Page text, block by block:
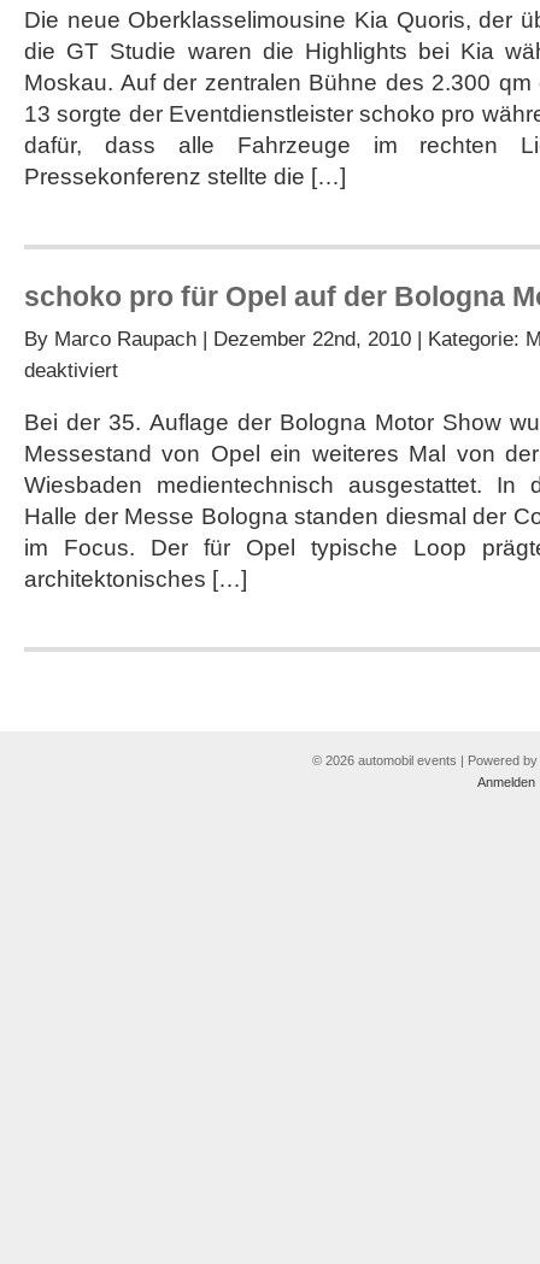
unterstützte
Kia
Opel
auf
Motorshow
Moskau
Die neue Oberklasselimousine Kia Quoris, der
die GT Studie waren die Highlights bei Kia
Moskau. Auf der zentralen Bühne des 2.300
13 sorgte der Eventdienstleister schoko pro
dafür, dass alle Fahrzeuge im rechten
Pressekonferenz stellte die […]
schoko pro für Opel auf der Bologna
By Marco Raupach | Dezember 22nd, 2010 | Kategorie:
deaktiviertfür
für
Opel
der
Bologna
Show
Bei der 35. Auflage der Bologna Motor Show
Messestand von Opel ein weiteres Mal von
Wiesbaden medientechnisch ausgestattet. In
Halle der Messe Bologna standen diesmal der
im Focus. Der für Opel typische Loop
architektonisches […]
© 2026 automobil events | Powered by
Anmelden|